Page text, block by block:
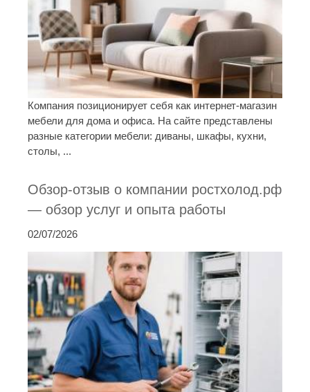
Компания позиционирует себя как интернет-магазин
мебели для дома и офиса. На сайте представлены
разные категории мебели: диваны, шкафы, кухни,
столы, ...
Обзор-отзыв о компании ростхолод.рф
— обзор услуг и опыта работы
02/07/2026